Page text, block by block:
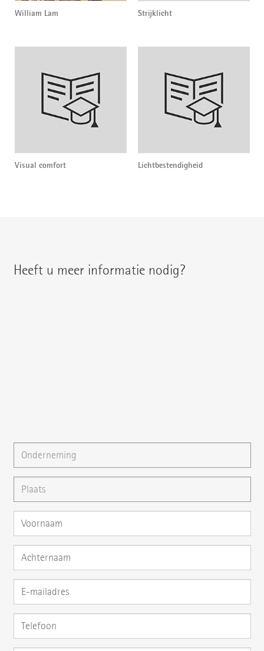
William Lam Strijklicht
Visual comfort Lichtbestendigheid
Heeft u meer informatie nodig?